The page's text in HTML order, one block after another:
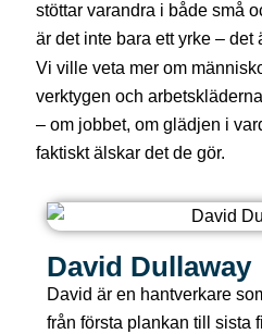
stöttar varandra i både små
är det inte bara ett yrke – det
Vi ville veta mer om
verktygen och
– om jobbet, om glädjen i
faktiskt älskar det de gör.
David Dullaway
David är en hantverkare
från första plankan till sista